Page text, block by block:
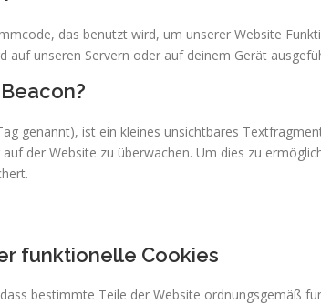
das benutzt wird, um unserer Website
auf unseren Servern oder auf deinem Gerät
genannt), ist ein kleines unsichtbares
der Website zu überwachen. Um dies zu
funktionelle Cookies
bestimmte Teile der Website ordnungsgemäß